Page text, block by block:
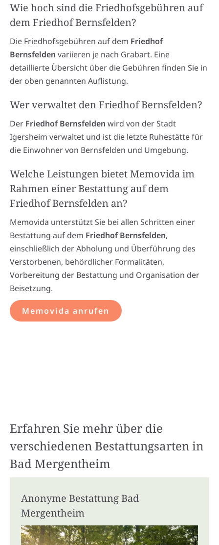
Wie hoch sind die Friedhofsgebühren auf
dem Friedhof Bernsfelden?
Die Friedhofsgebühren auf dem Friedhof
Bernsfelden variieren je nach Grabart. Eine
detaillierte Übersicht über die Gebühren finden Sie in
der oben genannten Auflistung.
Wer verwaltet den Friedhof Bernsfelden?
Der Friedhof Bernsfelden wird von der Stadt
Igersheim verwaltet und ist die letzte Ruhestätte für
die Einwohner von Bernsfelden und Umgebung.
Welche Leistungen bietet Memovida im
Rahmen einer Bestattung auf dem
Friedhof Bernsfelden an?
Memovida unterstützt Sie bei allen Schritten einer
Bestattung auf dem Friedhof Bernsfelden,
einschließlich der Abholung und Überführung des
Verstorbenen, behördlicher Formalitäten,
Vorbereitung der Bestattung und Organisation der
Beisetzung.
Memovida anrufen
Erfahren Sie mehr über die
verschiedenen Bestattungsarten in
Bad Mergentheim
Anonyme Bestattung Bad
Mergentheim